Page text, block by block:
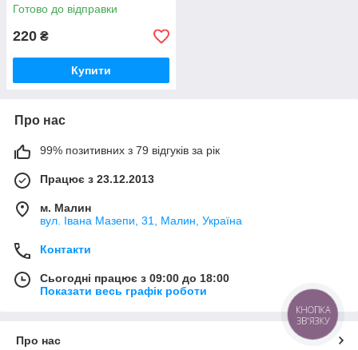
Готово до відправки
220 ₴
Купити
Про нас
99% позитивних з 79 відгуків за рік
Працює з 23.12.2013
м. Малин
вул. Івана Мазепи, 31, Малин, Україна
Контакти
Сьогодні працює з 09:00 до 18:00
Показати весь графік роботи
Про нас
КНОПКА
ЗВ'ЯЗКУ